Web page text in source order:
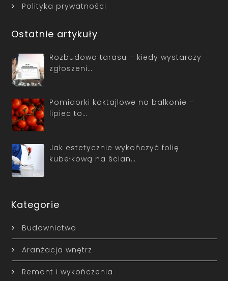
Polityka prywatności
Ostatnie artykuły
Rozbudowa tarasu – kiedy wystarczy
zgłoszeni…
Pomidorki koktajlowe na balkonie –
lipiec to…
Jak estetycznie wykończyć folię
kubełkową na ścian…
Kategorie
Budownictwo
Aranżacja wnętrz
Remont i wykończenia